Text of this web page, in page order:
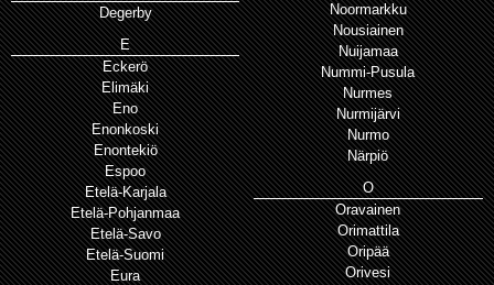
Degerby
E
Eckerö
Elimäki
Eno
Enonkoski
Enontekiö
Espoo
Etelä-Karjala
Etelä-Pohjanmaa
Etelä-Savo
Etelä-Suomi
Eura
Noormarkku
Nousiainen
Nuijamaa
Nummi-Pusula
Nurmes
Nurmijärvi
Nurmo
Närpiö
O
Oravainen
Orimattila
Oripää
Orivesi